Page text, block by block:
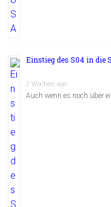
Einstieg des S04 in die
2 Wochen ago
Auch wenn es noch über